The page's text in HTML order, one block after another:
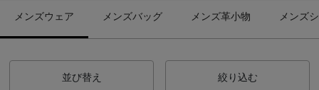
メンズウェア メンズバッグ メンズ革小物 メンズ
並び替え 絞り込む